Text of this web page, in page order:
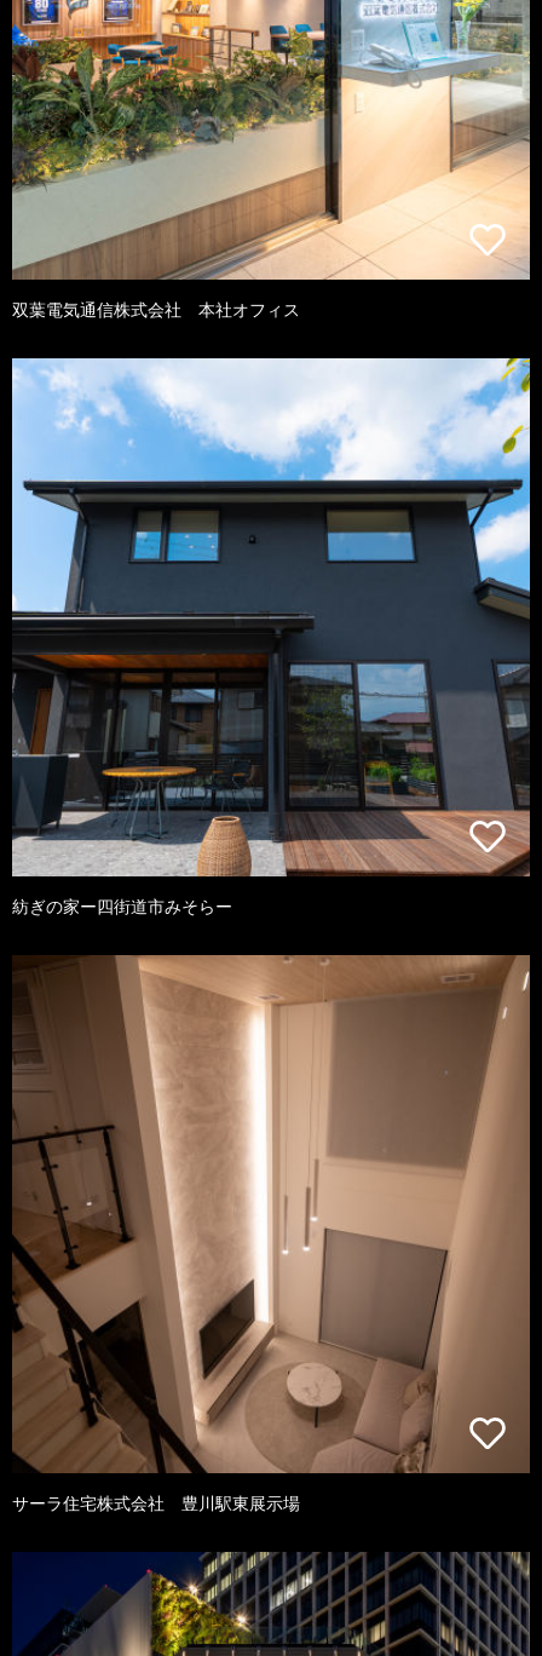
双葉電気通信株式会社 本社オフィス
紡ぎの家ー四街道市みそらー
サーラ住宅株式会社 豊川駅東展示場